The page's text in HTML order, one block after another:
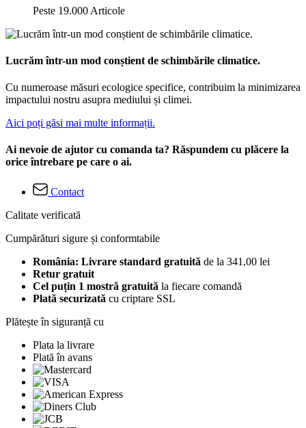
Peste 19.000 Articole
Lucrăm într-un mod conștient de schimbările climatice.
Cu numeroase măsuri ecologice specifice, contribuim la minimizarea
impactului nostru asupra mediului și climei.
Aici poți găsi mai multe informații.
Ai nevoie de ajutor cu comanda ta? Răspundem cu plăcere la
orice întrebare pe care o ai.
Contact
Calitate verificată
Cumpărături sigure și conformtabile
România: Livrare standard gratuită de la 341,00 lei
Retur gratuit
Cel puțin 1 mostră gratuită la fiecare comandă
Plată securizată cu criptare SSL
Plătește în siguranță cu
Plata la livrare
Plată în avans